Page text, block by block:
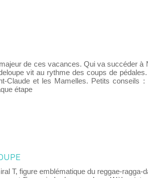
de ces vacances. Qui va succéder
vit au rythme des coups de
Claude et les Mamelles. Petits conseils
étape
T, figure emblématique du reggae-